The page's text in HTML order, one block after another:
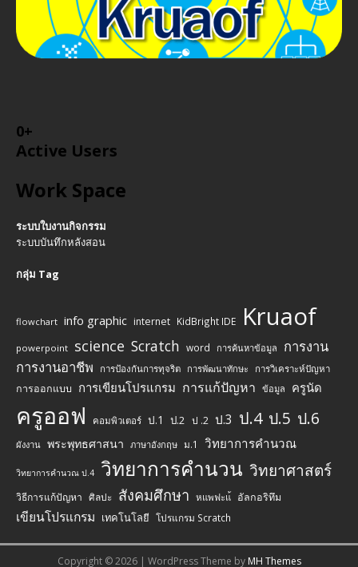
0+
Active Users
Work Space
ระบบใบงานกิจกรรม
ระบบบันทึกหลังสอน
กลุ่ม Tag
flowchart info graphic internet KidBright IDE Kruaof
powerpoint science Scratch word การค้นหาข้อมูล
การงาน
การงานอาชีพ
การป้องกันการทุจริต การพัฒนาทักษะ การวิเคราะห์ปัญหา
การออกแบบ การเขียนโปรแกรม การแก้ปัญหา ข้อมูล ครูนัด
ครูออฟ คอมพิวเตอร์ ป.1 ป.2 ป .2 ป.3 ป.4 ป.5 ป.6
ผังงาน พระพุทธศาสนา ภาษาอังกฤษ ม.1 วิทยาการคำนวณ
วิทยาการคำนวณ ป.4 วิทยาการคำนวน วิทยาศาสตร์
วิธีการแก้ปัญหา ศิลปะ สังคมศึกษา หแพฟะแ้ อัลกอริทึม
เขียนโปรแกรม เทคโนโลยี โปรแกรม Scratch
Copyright © 2026 | WordPress Theme by MH Themes